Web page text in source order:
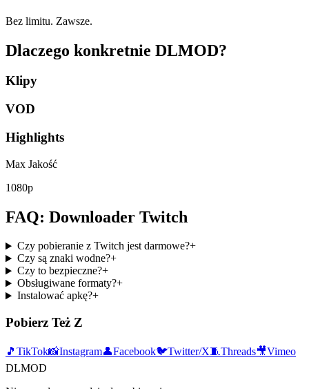
Bez limitu. Zawsze.
Dlaczego konkretnie DLMOD?
Klipy
VOD
Highlights
Max Jakość
1080p
FAQ: Downloader Twitch
Czy pobieranie z Twitch jest darmowe?+
Czy są znaki wodne?+
Czy to bezpieczne?+
Obsługiwane formaty?+
Instalować apkę?+
Pobierz Też Z
🎵 TikTok📸Instagram👤Facebook🐦Twitter/X🧵Threads🎥Vimeo
DLMOD